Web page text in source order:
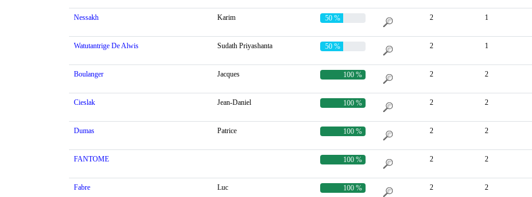
Nessakh Karim 50 % 2 1
Watutantrige De Alwis Sudath Priyashanta 50 % 2 1
Boulanger Jacques 100 % 2 2
Cieslak Jean-Daniel 100 % 2 2
Dumas Patrice 100 % 2 2
FANTOME 100 % 2 2
Fabre Luc 100 % 2 2